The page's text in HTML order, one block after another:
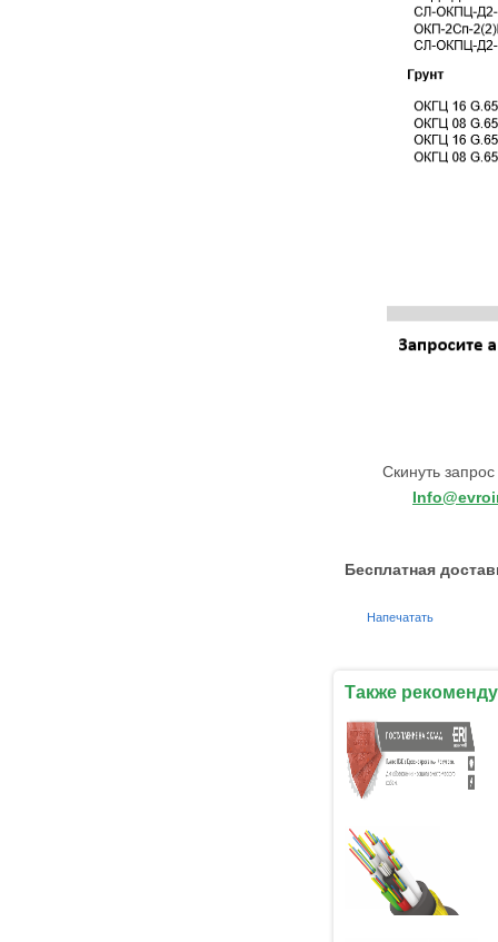
Скинуть
Бесплатная
Напечатать
Также